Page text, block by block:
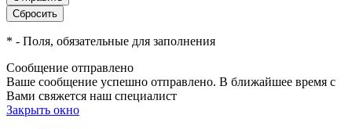
* - Поля, обязательные для заполнения
Сообщение отправлено
Ваше сообщение успешно отправлено. В ближайшее время с
Вами свяжется наш специалист
Закрыть окно